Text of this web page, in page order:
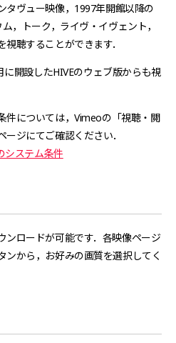
タヴュー映像，1997年開館以降の
，トーク，ライヴ・イヴェント，
聴することができます．
開設したHIVEのウェブ版からも視
件については，Vimeoの「視聴・閲
ジにてご確認ください．
システム条件
ンロードが可能です．各映像ページ
ンから，お好みの画質を選択してく